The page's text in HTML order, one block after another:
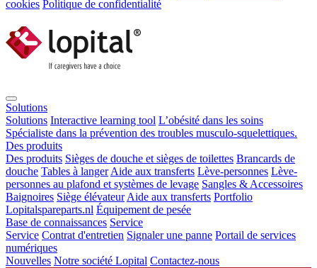
cookies Politique de confidentialité
Solutions
Solutions Interactive learning tool L’obésité dans les soins
Spécialiste dans la prévention des troubles musculo-squelettiques.
Des produits
Des produits Sièges de douche et sièges de toilettes Brancards de
douche Tables à langer Aide aux transferts Lève-personnes Lève-
personnes au plafond et systèmes de levage Sangles & Accessoires
Baignoires Siège élévateur Aide aux transferts Portfolio
Lopitalspareparts.nl Équipement de pesée
Base de connaissances Service
Service Contrat d'entretien Signaler une panne Portail de services
numériques
Nouvelles Notre société Lopital Contactez-nous